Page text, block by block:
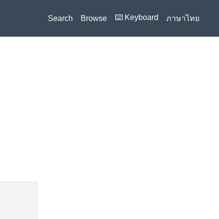
Search Browse ⌨️ Keyboard ภาษาไทย